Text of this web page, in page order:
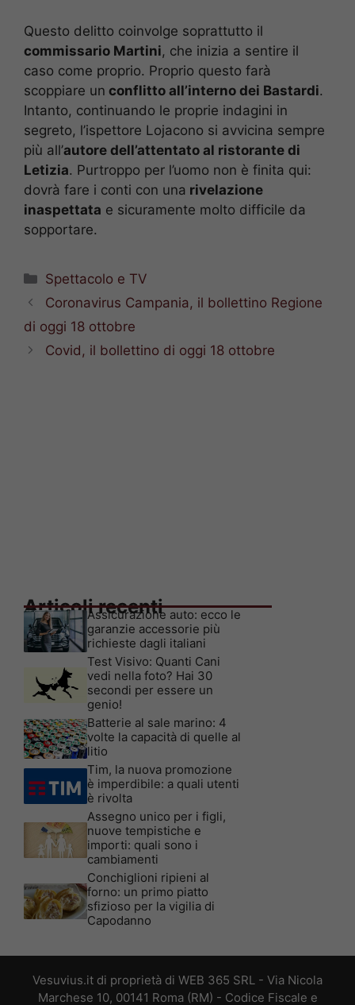
Questo delitto coinvolge soprattutto il
commissario Martini, che inizia a sentire il
caso come proprio. Proprio questo farà
scoppiare un conflitto all’interno dei Bastardi.
Intanto, continuando le proprie indagini in
segreto, l’ispettore Lojacono si avvicina sempre
più all’autore dell’attentato al ristorante di
Letizia. Purtroppo per l’uomo non è finita qui:
dovrà fare i conti con una rivelazione
inaspettata e sicuramente molto difficile da
sopportare.
Categorie
Spettacolo e TV
Coronavirus Campania, il bollettino Regione
di oggi 18 ottobre
Covid, il bollettino di oggi 18 ottobre
Articoli recenti
Assicurazione auto: ecco le
garanzie accessorie più
richieste dagli italiani
Test Visivo: Quanti Cani
vedi nella foto? Hai 30
secondi per essere un
genio!
Batterie al sale marino: 4
volte la capacità di quelle al
litio
Tim, la nuova promozione
è imperdibile: a quali utenti
è rivolta
Assegno unico per i figli,
nuove tempistiche e
importi: quali sono i
cambiamenti
Conchiglioni ripieni al
forno: un primo piatto
sfizioso per la vigilia di
Capodanno
Vesuvius.it di proprietà di WEB 365 SRL - Via Nicola
Marchese 10, 00141 Roma (RM) - Codice Fiscale e